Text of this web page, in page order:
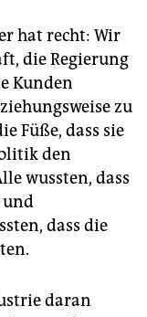
hat recht: Wir
die Regierung
Kunden
zu
Füße, dass sie
den
wussten, dass
und
dass die
daran